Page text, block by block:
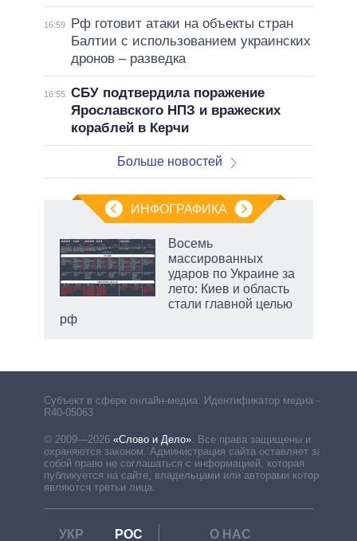
16:59
Рф готовит атаки на объекты стран
Балтии с использованием украинских
дронов – разведка
16:55 СБУ подтвердила поражение
Ярославского НПЗ и вражеских
кораблей в Керчи
Больше новостей
ИНФОГРАФИКА
Восемь
массированных
ударов по Украине за
лето: Киев и область
стали главной целью
рф
Субъект в сфере онлайн-медиа. Идентификатор медиа –
R40-05063
© 2009—2026 «Слово и Дело» Все права защищены и
охраняются законом. Администрация сайта оставляет за
собой право не соглашаться с информацией, которая
публикуется на сайте, владельцами или авторами которой
являются третьи лица.
УКР РОС
О НАС